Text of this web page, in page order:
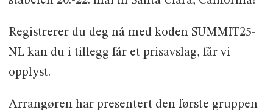
Registrerer du deg nå med koden SUMMIT25-
NL kan du i tillegg får et prisavslag, får vi
opplyst.
Arrangøren har presentert den første gruppen